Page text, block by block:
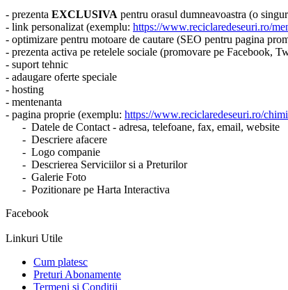
- prezenta EXCLUSIVA pentru orasul dumneavoastra (o
- link personalizat (exemplu: https://www.reciclaredeseuri.ro/
- optimizare pentru motoare de cautare (SEO pentru pagina
- prezenta activa pe retelele sociale (promovare pe Facebook,
- suport tehnic
- adaugare oferte speciale
- hosting
- mentenanta
- pagina proprie (exemplu: https://www.reciclaredeseuri.ro/
- Datele de Contact - adresa, telefoane, fax, email, website
- Descriere afacere
- Logo companie
- Descrierea Serviciilor si a Preturilor
- Galerie Foto
- Pozitionare pe Harta Interactiva
Facebook
Linkuri Utile
Cum platesc
Preturi Abonamente
Termeni si Conditii